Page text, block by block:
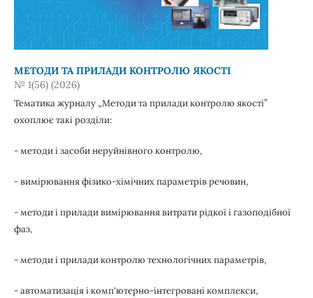
МЕТОДИ ТА ПРИЛАДИ КОНТРОЛЮ ЯКОСТІ
№ 1(56) (2026)
Тематика журналу „Методи та прилади контролю якості”
охоплює такі розділи:
- методи і засоби неруйнівного контролю,
- вимірювання фізико-хімічних параметрів речовин,
- методи і прилади вимірювання витрати рідкої і газоподібної
фаз,
- методи і прилади контролю технологічних параметрів,
- автоматизація і комп'ютерно-інтегровані комплекси,